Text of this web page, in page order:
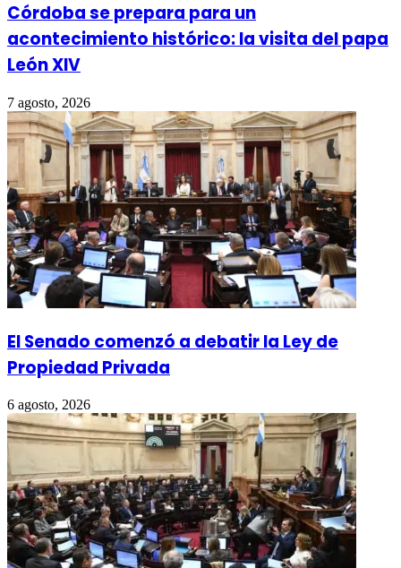
Córdoba se prepara para un
acontecimiento histórico: la visita del papa
León XIV
7 agosto, 2026
El Senado comenzó a debatir la Ley de
Propiedad Privada
6 agosto, 2026